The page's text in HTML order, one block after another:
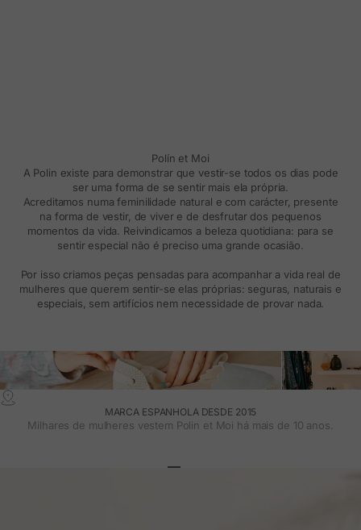
Polín et Moi
A Polin existe para demonstrar que vestir-se todos os dias pode
ser uma forma de se sentir mais ela própria.
Acreditamos numa feminilidade natural e com carácter, presente
na forma de vestir, de viver e de desfrutar dos pequenos
momentos da vida. Reivindicamos a beleza quotidiana: para se
sentir especial não é preciso uma grande ocasião.
Por isso criamos peças pensadas para acompanhar a vida real de
mulheres que querem sentir-se elas próprias: seguras, naturais e
especiais, sem artifícios nem necessidade de provar nada.
MARCA ESPANHOLA DESDE 2015
Milhares de mulheres vestem Polin et Moi há mais de 10 anos.